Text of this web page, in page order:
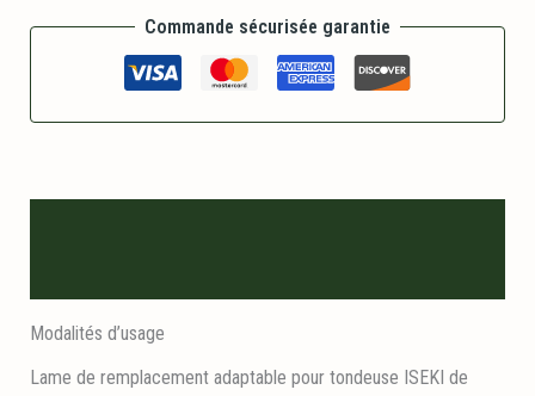
Commande sécurisée garantie
Modalités d’usage
Lame de remplacement adaptable pour tondeuse ISEKI de